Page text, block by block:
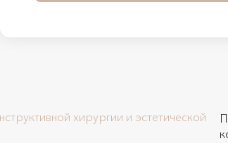
хирургии и эстетической